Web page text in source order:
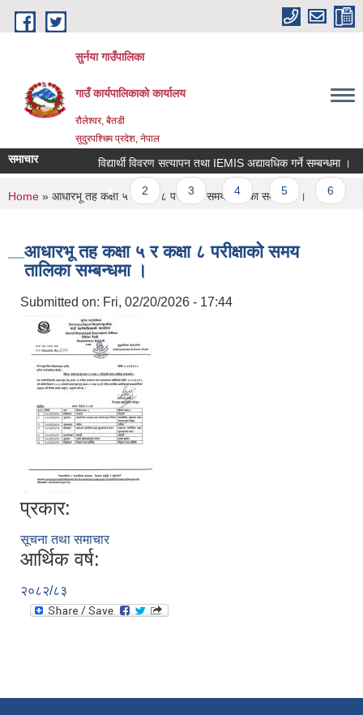
Skip to main content
सुर्नया गाउँपालिका
गाउँ कार्यपालिकाकाे कार्यालय
रौलेश्वर, बैतडी
सुदुरपश्चिम प्रदेश, नेपाल
समाचार विद्यार्थी विवरण सत्यापन तथा IEMIS अद्यावधिक गर्ने सम्बन्धमा ।
Pages
1 2 3 4 5 6
You are here
Home » आधारभू तह कक्षा ५ र कक्षा ८ परीक्षाको समय तालिका सम्बन्धमा ।
आधारभू तह कक्षा ५ र कक्षा ८ परीक्षाको समय
तालिका सम्बन्धमा ।
Submitted on: Fri, 02/20/2026 - 17:44
प्रकार:
सूचना तथा समाचार
आर्थिक वर्ष:
२०८२/८३